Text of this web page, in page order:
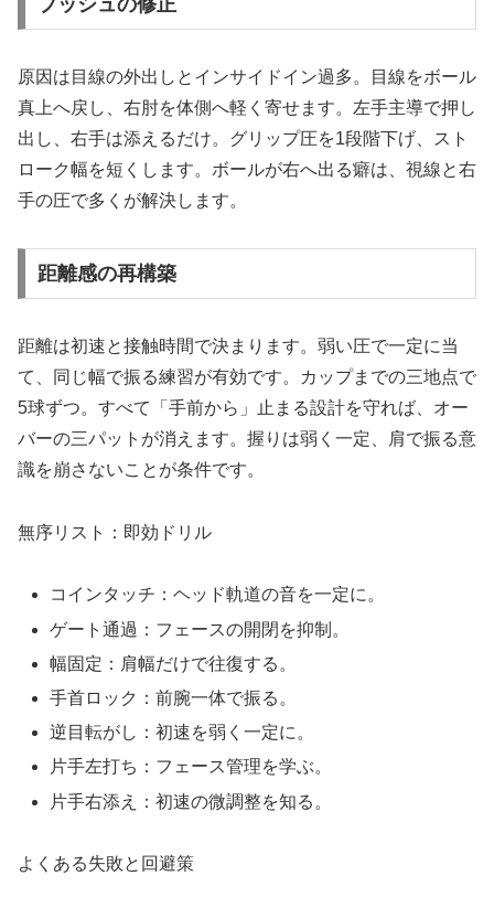
プッシュの修正
原因は目線の外出しとインサイドイン過多。目線をボール
真上へ戻し、右肘を体側へ軽く寄せます。左手主導で押し
出し、右手は添えるだけ。グリップ圧を1段階下げ、スト
ローク幅を短くします。ボールが右へ出る癖は、視線と右
手の圧で多くが解決します。
距離感の再構築
距離は初速と接触時間で決まります。弱い圧で一定に当
て、同じ幅で振る練習が有効です。カップまでの三地点で
5球ずつ。すべて「手前から」止まる設計を守れば、オー
バーの三パットが消えます。握りは弱く一定、肩で振る意
識を崩さないことが条件です。
無序リスト：即効ドリル
コインタッチ：ヘッド軌道の音を一定に。
ゲート通過：フェースの開閉を抑制。
幅固定：肩幅だけで往復する。
手首ロック：前腕一体で振る。
逆目転がし：初速を弱く一定に。
片手左打ち：フェース管理を学ぶ。
片手右添え：初速の微調整を知る。
よくある失敗と回避策